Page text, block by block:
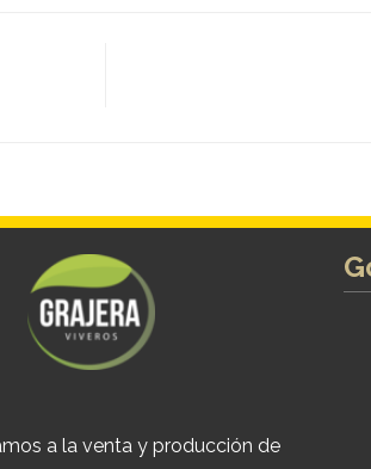
a la venta y producción de